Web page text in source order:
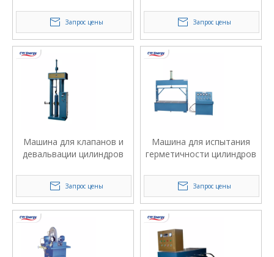
цилиндра
Запрос цены Запрос цены
Машина для клапанов и
девальвации цилиндров
Запрос цены
Машина для испытания
герметичности цилиндров
Запрос цены